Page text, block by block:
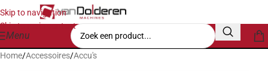
Skip to navigation
Skip to main content
Menu
Home/Accessoires/Accu's